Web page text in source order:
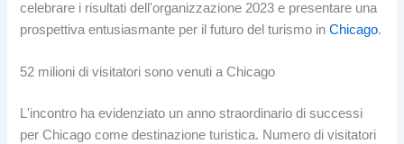
celebrare i risultati dell'organizzazione 2023 e presentare una
prospettiva entusiasmante per il futuro del turismo inChicago.
52 milioni di visitatori sono venuti a Chicago
L'incontro ha evidenziato un anno straordinario di successi
per Chicago come destinazione turistica. Numero di visitatori